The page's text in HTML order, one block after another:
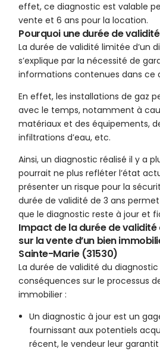
effet, ce diagnostic est valable
vente et 6 ans pour la location.
Pourquoi une durée de
La durée de validité limitée d’un
s’explique par la nécessité de
informations contenues dans ce
En effet, les installations de gaz
avec le temps, notamment à
matériaux et des équipements,
infiltrations d’eau, etc.
Ainsi, un diagnostic réalisé il y a
pourrait ne plus refléter l’état
présenter un risque pour la
durée de validité de 3 ans permet
que le diagnostic reste à jour et
Impact de la durée de
sur la vente d’un bien
Sainte-Marie (31530)
La durée de validité du diagnostic
conséquences sur le processus
immobilier :
Un diagnostic à jour est un
fournissant aux potentiels
récent, le vendeur leur garantit